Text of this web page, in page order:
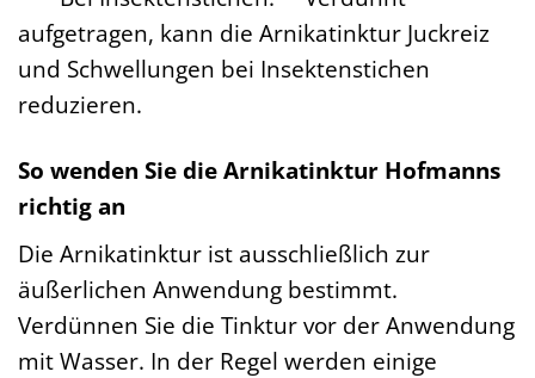
aufgetragen, kann die Arnikatinktur Juckreiz
und Schwellungen bei Insektenstichen
reduzieren.
So wenden Sie die Arnikatinktur Hofmanns
richtig an
Die Arnikatinktur ist ausschließlich zur
äußerlichen Anwendung bestimmt.
Verdünnen Sie die Tinktur vor der Anwendung
mit Wasser. In der Regel werden einige